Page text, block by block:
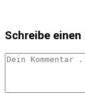
Schreibe
Kommentieren